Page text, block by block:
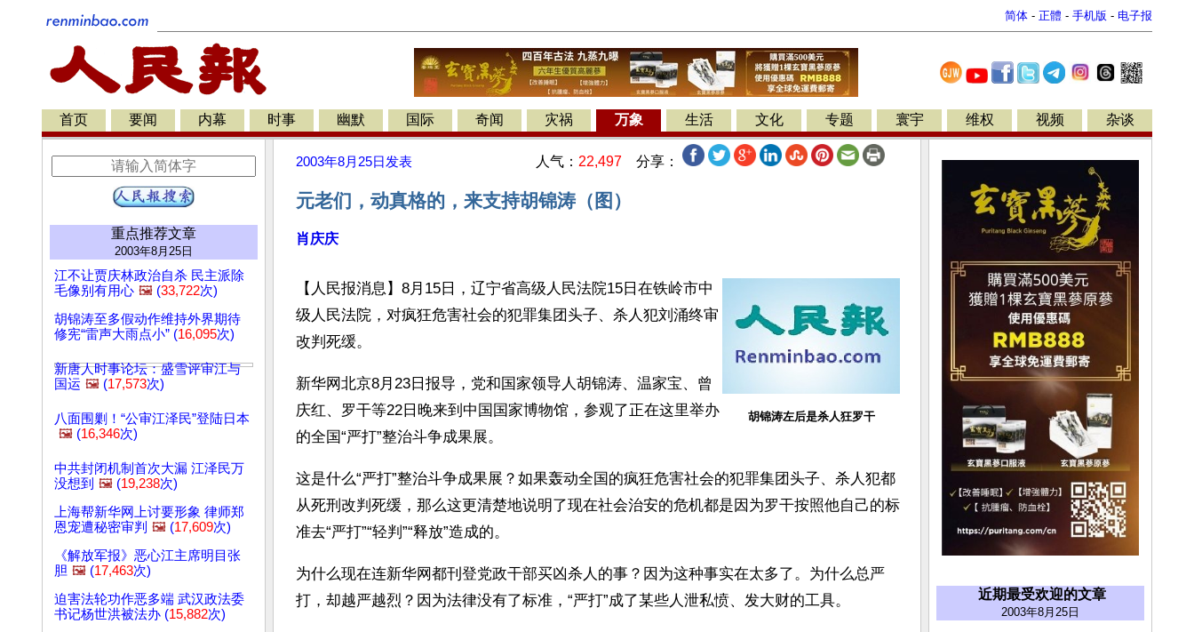
简体 - 正體 - 手机版 - 电子报
首页 要闻 内幕 时事 幽默 国际 奇闻 灾祸 万象 生活 文化 专题 寰宇 维权 视频 杂谈
重点推荐文章
2003年8月25日
江不让贾庆林政治自杀 民主派除
毛像别有用心 🖼️ (33,722次)
胡锦涛至多假动作维持外界期待
修宪“雷声大雨点小” (16,095次)
新唐人时事论坛：盛雪评审江与
国运 🖼️ (17,573次)
八面围剿！“公审江泽民”登陆日本
🖼️ (16,346次)
中共封闭机制首次大漏 江泽民万
没想到 🖼️ (19,238次)
上海帮新华网上讨要形象 律师郑
恩宠遭秘密审判 🖼️ (17,609次)
《解放军报》恶心江主席明目张
胆 🖼️ (17,463次)
迫害法轮功作恶多端 武汉政法委
书记杨世洪被法办 (15,882次)
2003年8月25日 发表 人气： 22,497 分享：
元老们，动真格的，来支持胡锦涛（图）
肖庆庆
胡锦涛左后是杀人狂罗干
【人民报消息】8月15日，辽宁省高级人民法院15日在铁岭市中
级人民法院，对疯狂危害社会的犯罪集团头子、杀人犯刘涌终审
改判死缓。
新华网北京8月23日报导，党和国家领导人胡锦涛、温家宝、曾
庆红、罗干等22日晚来到中国国家博物馆，参观了正在这里举办
的全国“严打”整治斗争成果展。
这是什么“严打”整治斗争成果展？如果轰动全国的疯狂危害社会的犯罪集团头子、杀人犯都
从死刑改判死缓，那么这更清楚地说明了现在社会治安的危机都是因为罗干按照他自己的标
准去“严打”“轻判”“释放”造成的。
为什么现在连新华网都刊登党政干部买凶杀人的事？因为这种事实在太多了。为什么总严
打，却越严越烈？因为法律没有了标准，“严打”成了某些人泄私愤、发大财的工具。
近期最受欢迎的文章
2003年8月25日